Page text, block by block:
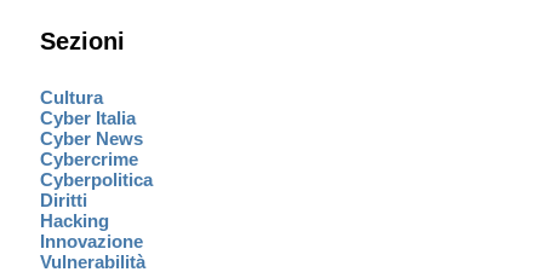
Sezioni
Cultura
Cyber Italia
Cyber News
Cybercrime
Cyberpolitica
Diritti
Hacking
Innovazione
Vulnerabilità